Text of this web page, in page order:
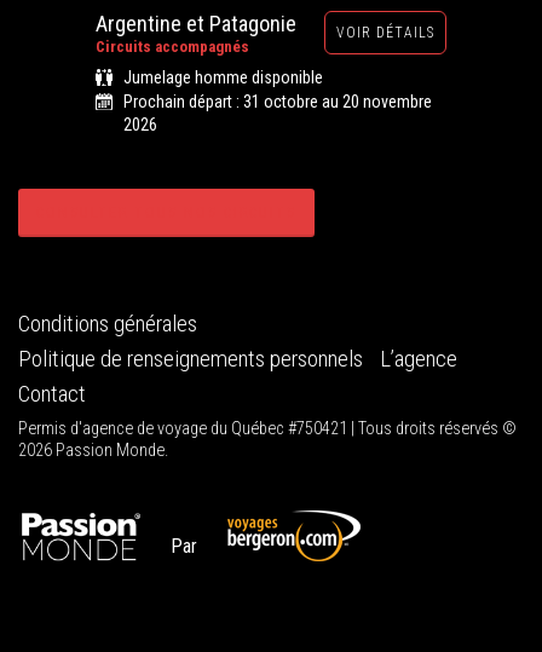
Argentine et Patagonie
Circuits accompagnés
VOIR DÉTAILS
Jumelage homme disponible
Prochain départ : 31 octobre au 20 novembre
2026
Conditions générales
Politique de renseignements personnels
L’agence
Contact
Permis d'agence de voyage du Québec #750421 | Tous droits réservés ©
2026 Passion Monde.
Par